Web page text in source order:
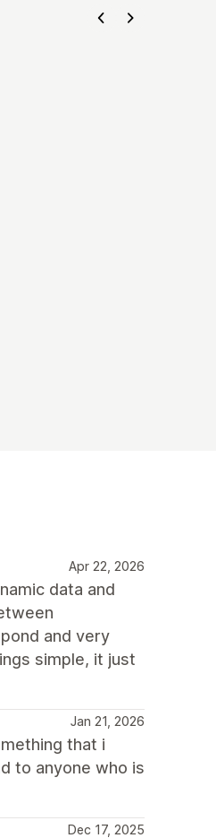
Apr 22, 2026
data and
and very
simple, it just
Jan 21, 2026
that i
to anyone who is
Dec 17, 2025